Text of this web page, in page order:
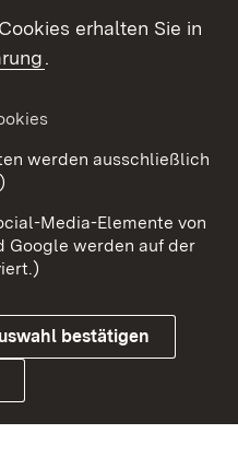
erhalten Sie in
.
werden ausschließlich
Media-Elemente von
Google werden auf der
bestätigen